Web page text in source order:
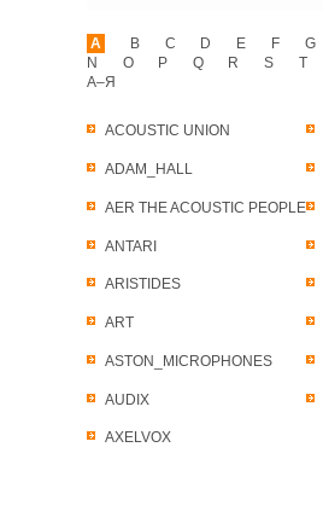
A
ACOUSTIC UNION
ADAM_HALL
AER THE ACOUSTIC PEOPLE
ANTARI
ARISTIDES
ART
ASTON_MICROPHONES
AUDIX
AXELVOX
B C D E F G
N
O P Q R S T
А–Я